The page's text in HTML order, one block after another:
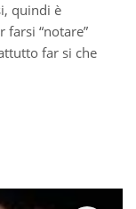
quindi è
“notare”
far si che